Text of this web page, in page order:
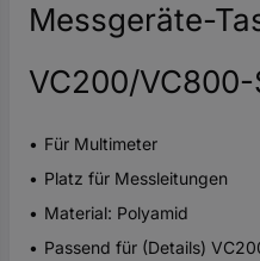
Messgeräte-
VC200/VC800-
Für Multimeter
Platz für Messleitungen
Material: Polyamid
Passend für (Details)